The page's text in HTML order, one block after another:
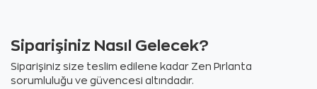
Siparişiniz Nasıl Gelecek?
Siparişiniz size teslim edilene kadar Zen Pırlanta
sorumluluğu ve güvencesi altındadır.